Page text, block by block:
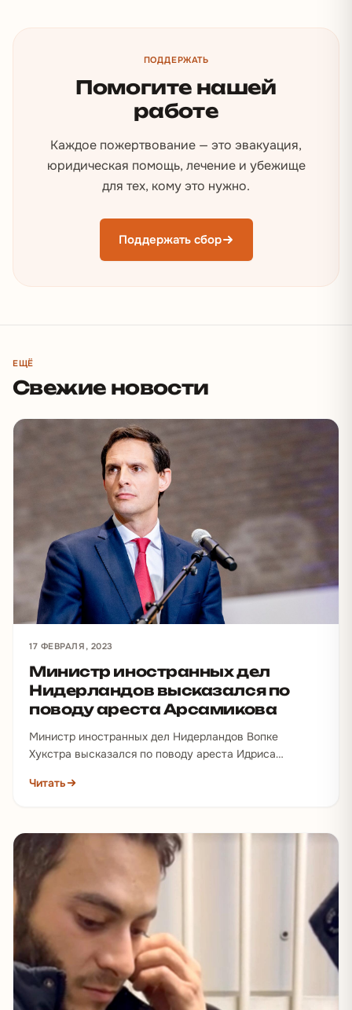
ПОДДЕРЖАТЬ
Помогите нашей
работе
Каждое пожертвование — это эвакуация,
юридическая помощь, лечение и убежище
для тех, кому это нужно.
Поддержать сбор
ЕЩЁ
Свежие новости
17 ФЕВРАЛЯ, 2023
Министр иностранных дел
Нидерландов высказался по
поводу ареста Арсамикова
Министр иностранных дел Нидерландов Вопке
Хукстра высказался по поводу ареста Идриса
Читать